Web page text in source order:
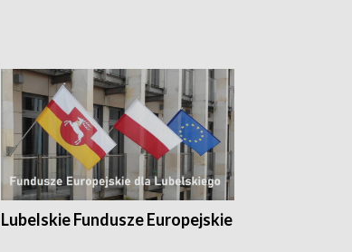
Lubelskie Fundusze Europejskie